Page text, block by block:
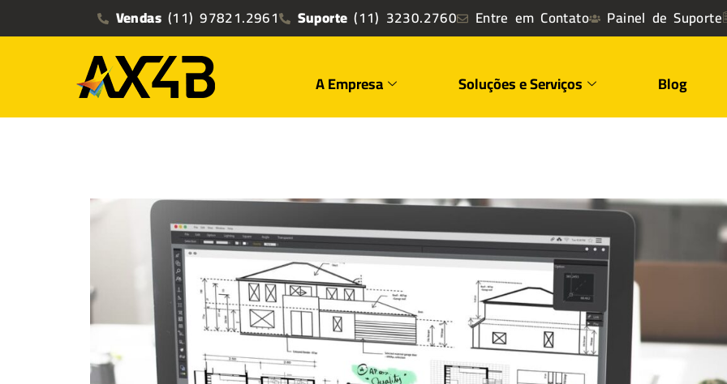
Vendas(11) 97821.2961 Suporte (11) 3230.2760 Entre em Contato Painel de Suporte
A Empresa Soluções e Serviços Blog